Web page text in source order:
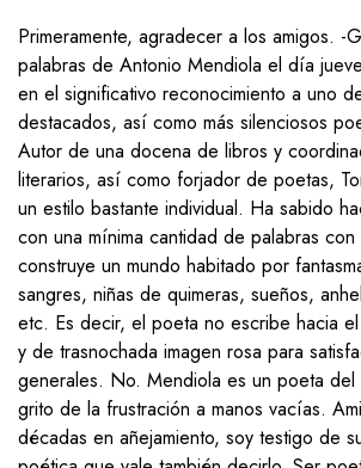
Primeramente, agradecer a los amigos. -
palabras de Antonio Mendiola el día
en el significativo reconocimiento a uno
destacados, así como más silenciosos
Autor de una docena de libros y
literarios, así como forjador de poetas,
un estilo bastante individual. Ha sabido
con una mínima cantidad de palabras con
construye un mundo habitado por
sangres, niñas de quimeras, sueños,
etc. Es decir, el poeta no escribe hacia
y de trasnochada imagen rosa para
generales. No. Mendiola es un poeta
grito de la frustración a manos vacías.
décadas en añejamiento, soy testigo de